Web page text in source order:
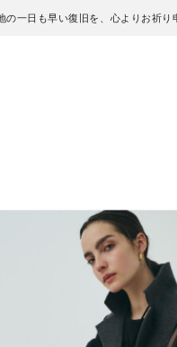
一日も早い復旧を、心よりお祈り